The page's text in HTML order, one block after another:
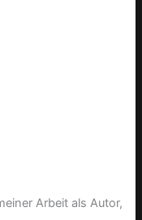
Arbeit als Autor,